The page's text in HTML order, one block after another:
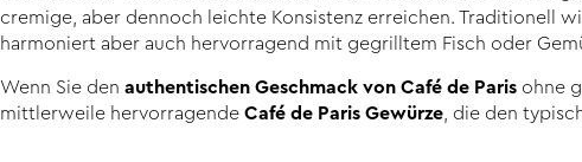
cremige, aber dennoch leichte Konsistenz erreichen. Traditionell
harmoniert aber auch hervorragend mit gegrilltem Fisch oder
Wenn Sie den authentischen Geschmack von Café de Paris ohne
mittlerweile hervorragende Café de Paris Gewürze , die den